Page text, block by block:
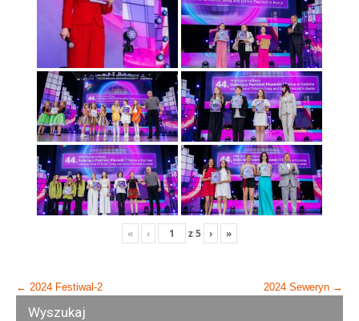
« ‹ z5 › »
Post
navigation
← 2024 Festiwal-2 2024 Seweryn →
Wyszukaj